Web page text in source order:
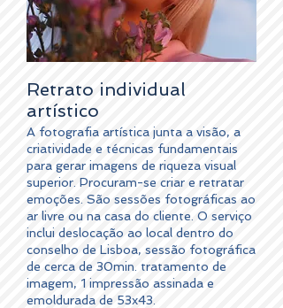
Retrato individual
artístico
A fotografia artística junta a visão, a
criatividade e técnicas fundamentais
para gerar imagens de riqueza visual
superior. Procuram-se criar e retratar
emoções. São sessões fotográficas ao
ar livre ou na casa do cliente. O serviço
inclui deslocação ao local dentro do
conselho de Lisboa, sessão fotográfica
de cerca de 30min. tratamento de
imagem, 1 impressão assinada e
emoldurada de 53x43.